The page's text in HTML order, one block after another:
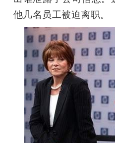
他几名员工被迫离职。